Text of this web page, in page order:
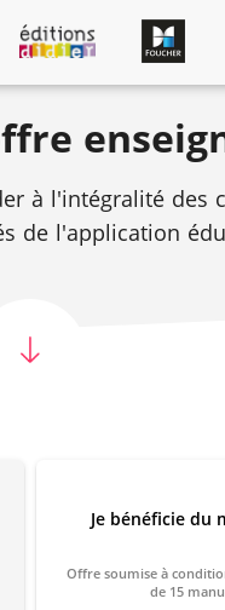
à l'intégralité des
de l'application
Je bénéficie du
Offre soumise à conditions: 100% de